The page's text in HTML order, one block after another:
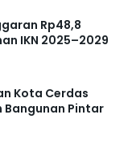
Rp48,8
IKN 2025–2029
Kota Cerdas
Bangunan Pintar